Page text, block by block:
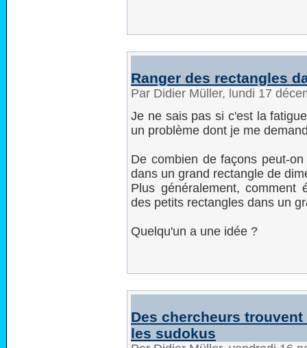
Ranger des rectangles
Par Didier Müller, lundi 17
Je ne sais pas si c'est la
un problème dont je me
De combien de façons peut-
dans un grand rectangle de
Plus généralement, comment
des petits rectangles dans un
Quelqu'un a une idée ?
Des chercheurs
les sudokus